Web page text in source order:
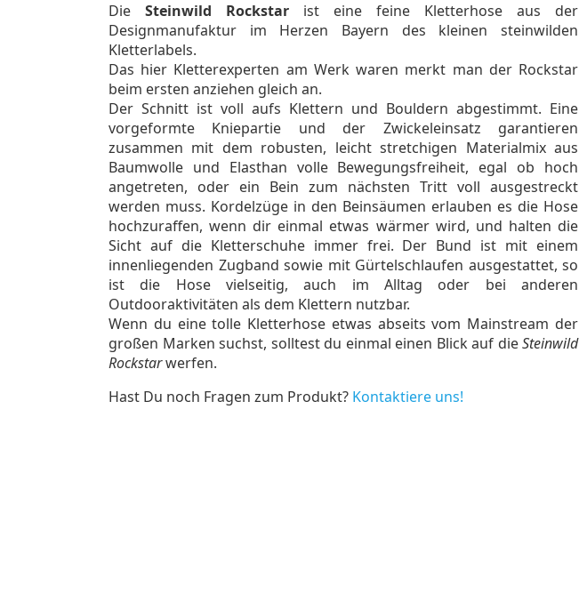
Die Steinwild Rockstar ist eine feine Kletterhose aus der
Designmanufaktur im Herzen Bayern des kleinen steinwilden
Kletterlabels.
Das hier Kletterexperten am Werk waren merkt man der Rockstar
beim ersten anziehen gleich an.
Der Schnitt ist voll aufs Klettern und Bouldern abgestimmt. Eine
vorgeformte Kniepartie und der Zwickeleinsatz garantieren
zusammen mit dem robusten, leicht stretchigen Materialmix aus
Baumwolle und Elasthan volle Bewegungsfreiheit, egal ob hoch
angetreten, oder ein Bein zum nächsten Tritt voll ausgestreckt
werden muss. Kordelzüge in den Beinsäumen erlauben es die Hose
hochzuraffen, wenn dir einmal etwas wärmer wird, und halten die
Sicht auf die Kletterschuhe immer frei. Der Bund ist mit einem
innenliegenden Zugband sowie mit Gürtelschlaufen ausgestattet, so
ist die Hose vielseitig, auch im Alltag oder bei anderen
Outdooraktivitäten als dem Klettern nutzbar.
Wenn du eine tolle Kletterhose etwas abseits vom Mainstream der
großen Marken suchst, solltest du einmal einen Blick auf dieSteinwild
Rockstarwerfen.
Hast Du noch Fragen zum Produkt? Kontaktiere uns!